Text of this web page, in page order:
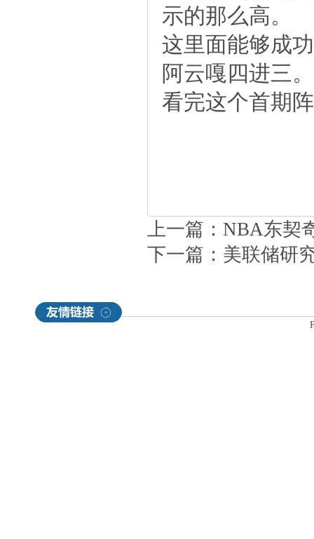
示的那么高。
这里面能够成
阿云嘎四进三。
看完这个首期
上一篇： NBA东契
下一篇： 美联储研